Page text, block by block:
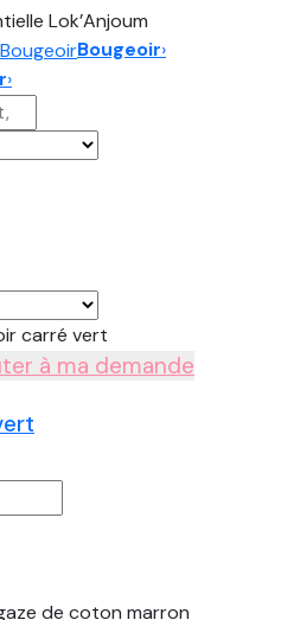
Bougeoir›
›
à ma demande